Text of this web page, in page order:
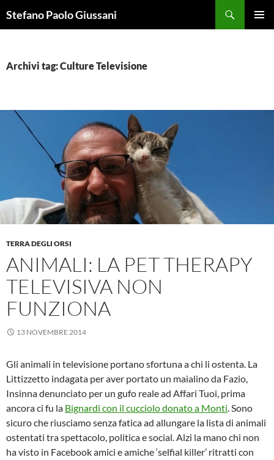
alStefano Paolo Giussani
Archivi tag: Culture Televisione
TERRA DEGLI ORSI
ANIMALI: LA PET THERAPY
TELEVISIVA NON
FUNZIONA
13 NOVEMBRE 2014
Gli animali in televisione portano sfortuna a chi li ostenta. La
Littizzetto indagata per aver portato un maialino da Fazio,
Insinna denunciato per un gufo reale ad Affari Tuoi, prima
ancora ci fu la Bignardi con il cucciolo donato a Monti. Sono
sicuro che riusciamo senza fatica ad allungare la lista di animali
ostentati tra spettacolo, politica e social. Alzi la mano chi non
ha visto in Facebook amici e amiche ‘selfial killer’ ritratti con